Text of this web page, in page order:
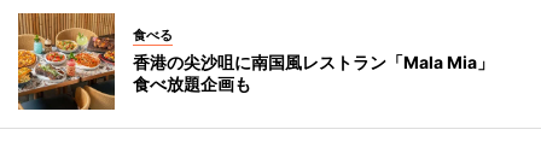
食べる
香港の尖沙咀に南国風レストラン「Mala Mia」
食べ放題企画も